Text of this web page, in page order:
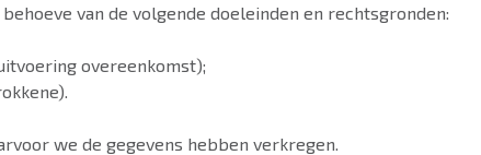
van de volgende doeleinden en rechtsgronden:
overeenkomst);
we de gegevens hebben verkregen.